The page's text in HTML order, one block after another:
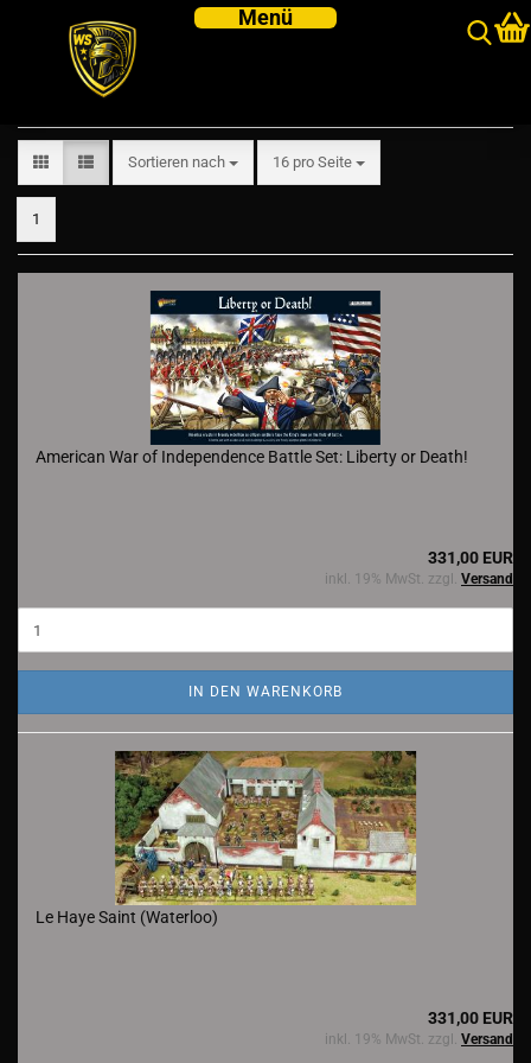
Big Battle Sets
Sortieren nach
Sortieren nach 16 pro Seite
pro Seite
1
American War of Independence Battle Set: Liberty or Death!
331,00 EUR
inkl. 19% MwSt. zzgl. Versand
IN DEN WARENKORB
Le Haye Saint (Waterloo)
331,00 EUR
inkl. 19% MwSt. zzgl. Versand